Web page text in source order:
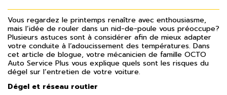
Vous regardez le printemps renaître avec enthousiasme,
mais l’idée de rouler dans un nid-de-poule vous préoccupe?
Plusieurs astuces sont à considérer afin de mieux adapter
votre conduite à l’adoucissement des températures. Dans
cet article de blogue, votre mécanicien de famille OCTO
Auto Service Plus vous explique quels sont les risques du
dégel sur l’entretien de votre voiture.
Dégel et réseau routier